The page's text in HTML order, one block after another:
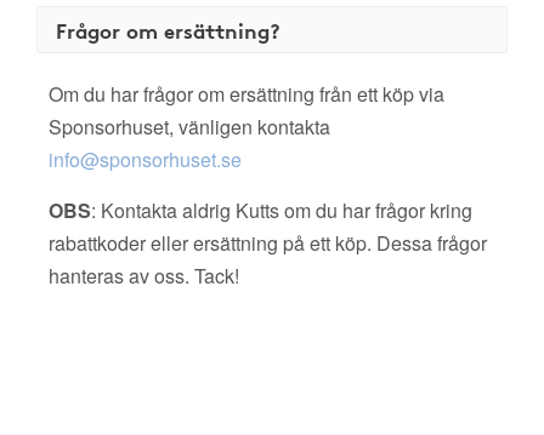
Frågor om ersättning?
Om du har frågor om ersättning från ett köp via
Sponsorhuset, vänligen kontakta
info@sponsorhuset.se
OBS: Kontakta aldrig Kutts om du har frågor kring
rabattkoder eller ersättning på ett köp. Dessa frågor
hanteras av oss. Tack!